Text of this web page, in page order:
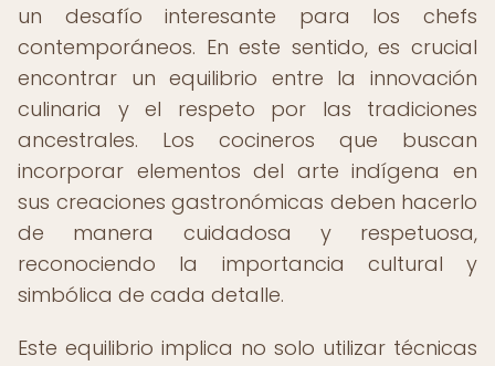
un desafío interesante para los chefs
contemporáneos. En este sentido, es crucial
encontrar un equilibrio entre la innovación
culinaria y el respeto por las tradiciones
ancestrales. Los cocineros que buscan
incorporar elementos del arte indígena en
sus creaciones gastronómicas deben hacerlo
de manera cuidadosa y respetuosa,
reconociendo la importancia cultural y
simbólica de cada detalle.
Este equilibrio implica no solo utilizar técnicas